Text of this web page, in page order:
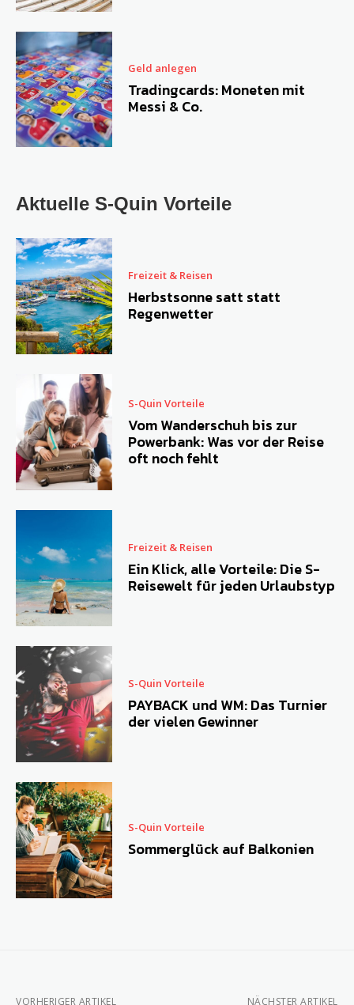
Geld anlegen
Tradingcards: Moneten mit
Messi & Co.
Aktuelle S-Quin Vorteile
Freizeit & Reisen
Herbstsonne satt statt
Regenwetter
S-Quin Vorteile
Vom Wanderschuh bis zur
Powerbank: Was vor der Reise
oft noch fehlt
Freizeit & Reisen
Ein Klick, alle Vorteile: Die S-
Reisewelt für jeden Urlaubstyp
S-Quin Vorteile
PAYBACK und WM: Das Turnier
der vielen Gewinner
S-Quin Vorteile
Sommerglück auf Balkonien
VORHERIGER ARTIKEL NÄCHSTER ARTIKEL